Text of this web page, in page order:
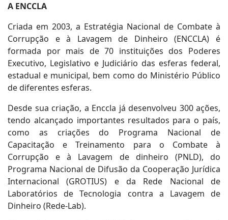
A ENCCLA
Criada em 2003, a Estratégia Nacional de Combate à
Corrupção e à Lavagem de Dinheiro (ENCCLA) é
formada por mais de 70 instituições dos Poderes
Executivo, Legislativo e Judiciário das esferas federal,
estadual e municipal, bem como do Ministério Público
de diferentes esferas.
Desde sua criação, a Enccla já desenvolveu 300 ações,
tendo alcançado importantes resultados para o país,
como as criações do Programa Nacional de
Capacitação e Treinamento para o Combate à
Corrupção e à Lavagem de dinheiro (PNLD), do
Programa Nacional de Difusão da Cooperação Jurídica
Internacional (GROTIUS) e da Rede Nacional de
Laboratórios de Tecnologia contra a Lavagem de
Dinheiro (Rede-Lab).